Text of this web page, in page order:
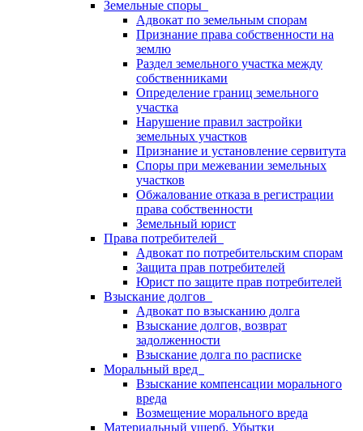
Земельные споры
Адвокат по земельным спорам
Признание права собственности на
землю
Раздел земельного участка между
собственниками
Определение границ земельного
участка
Нарушение правил застройки
земельных участков
Признание и установление сервитута
Споры при межевании земельных
участков
Обжалование отказа в регистрации
права собственности
Земельный юрист
Права потребителей
Адвокат по потребительским спорам
Защита прав потребителей
Юрист по защите прав потребителей
Взыскание долгов
Адвокат по взысканию долга
Взыскание долгов, возврат
задолженности
Взыскание долга по расписке
Моральный вред
Взыскание компенсации морального
вреда
Возмещение морального вреда
Материальный ущерб. Убытки